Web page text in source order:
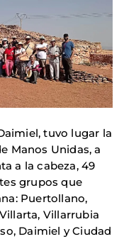
tuvo lugar la
Manos Unidas, a
a la cabeza, 49
grupos que
Puertollano,
Villarrubia
Daimiel y Ciudad